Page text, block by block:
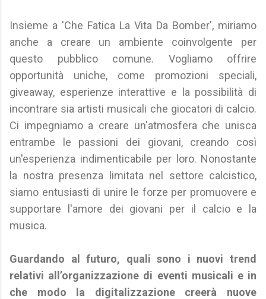
Insieme a 'Che Fatica La Vita Da Bomber', miriamo
anche a creare un ambiente coinvolgente per
questo pubblico comune. Vogliamo offrire
opportunità uniche, come promozioni speciali,
giveaway, esperienze interattive e la possibilità di
incontrare sia artisti musicali che giocatori di calcio.
Ci impegniamo a creare un'atmosfera che unisca
entrambe le passioni dei giovani, creando così
un'esperienza indimenticabile per loro. Nonostante
la nostra presenza limitata nel settore calcistico,
siamo entusiasti di unire le forze per promuovere e
supportare l'amore dei giovani per il calcio e la
musica.
Guardando al futuro, quali sono i nuovi trend
relativi all’organizzazione di eventi musicali e in
che modo la digitalizzazione creerà nuove